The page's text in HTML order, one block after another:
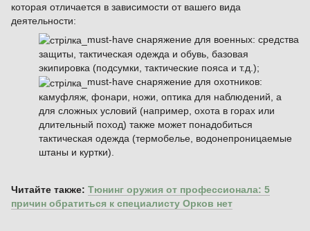
которая отличается в зависимости от вашего вида
деятельности:
must-have снаряжение для военных: средства
защиты, тактическая одежда и обувь, базовая
экипировка (подсумки, тактические пояса и т.д.);
must-have снаряжение для охотников:
камуфляж, фонари, ножи, оптика для наблюдений, а
для сложных условий (например, охота в горах или
длительный поход) также может понадобиться
тактическая одежда (термобелье, водонепроницаемые
штаны и куртки).
Читайте также: Тюнинг оружия от профессионала: 5
причин обратиться к специалисту Орков нет